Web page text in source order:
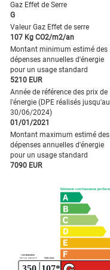
Gaz Effet de Serre
G
Valeur Gaz Effet de serre
107 Kg CO2/m2/an
Montant minimum estimé des
dépenses annuelles d'énergie
pour un usage standard
5210 EUR
Année de référence des prix de
l'énergie (DPE réalisés jusqu'au
30/06/2024)
01/01/2021
Montant maximum estimé des
dépenses annuelles d'énergie
pour un usage standard
7090 EUR